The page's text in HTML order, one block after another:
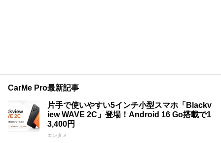
CarMe Pro最新記事
片手で使いやすい5インチ小型スマホ「Blackv
iew WAVE 2C」登場！Android 16 Go搭載で1
3,400円
エンタメ